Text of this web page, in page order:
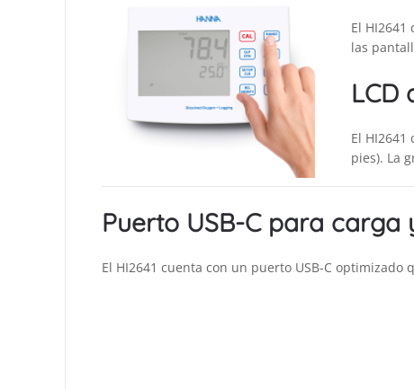
El
las
LCD
El
pies). La
Puerto USB-C para
El HI2641 cuenta con un puerto USB-C